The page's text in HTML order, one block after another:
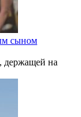
сыном
держащей на